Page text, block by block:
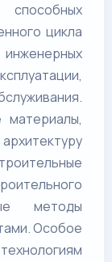
способных
цикла
материалы,
методы
Особое